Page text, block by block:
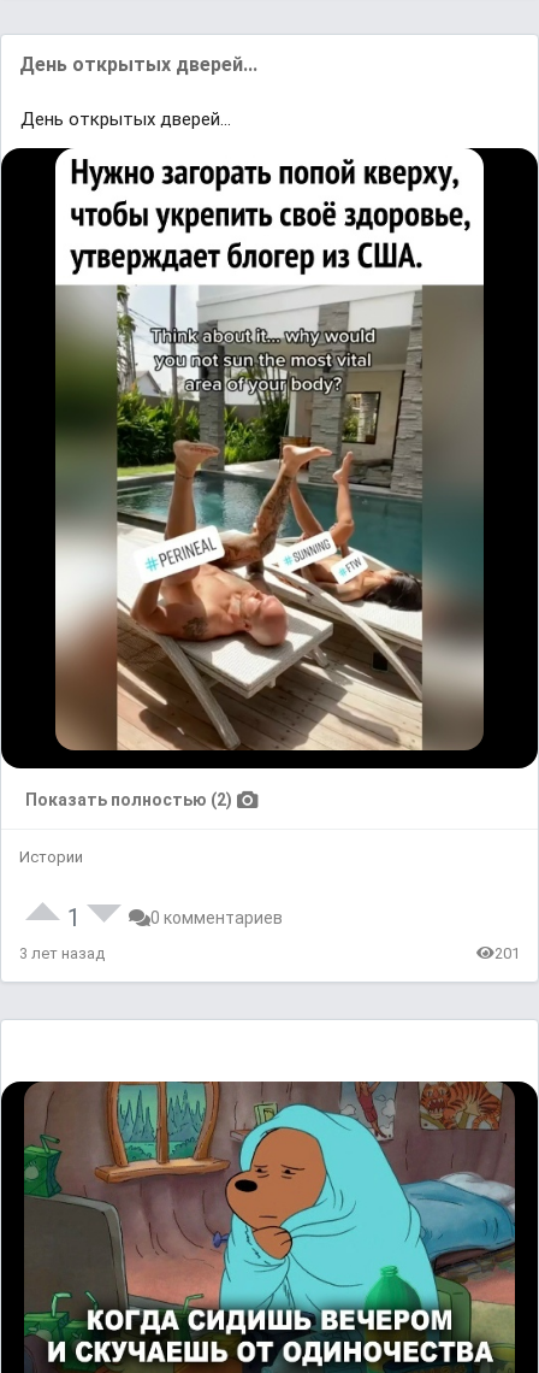
День открытых дверей...
День открытых дверей...
Показать полностью (2)
Истории
1 0 комментариев
3 лет назад 201